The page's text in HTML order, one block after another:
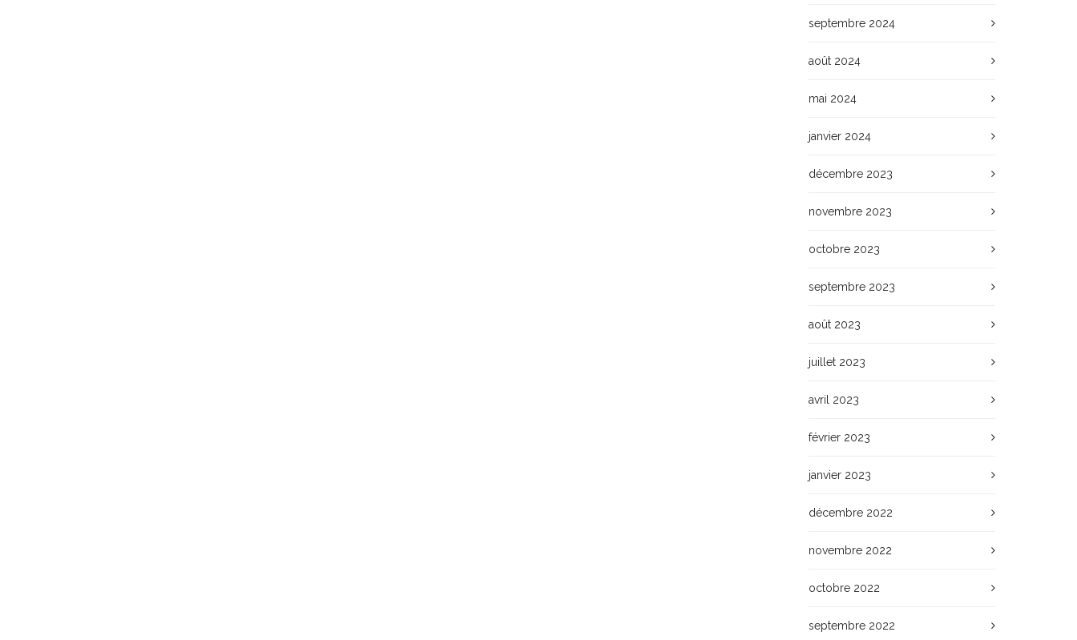
septembre 2024
août 2024
mai 2024
janvier 2024
décembre 2023
novembre 2023
octobre 2023
septembre 2023
août 2023
juillet 2023
avril 2023
février 2023
janvier 2023
décembre 2022
novembre 2022
octobre 2022
septembre 2022